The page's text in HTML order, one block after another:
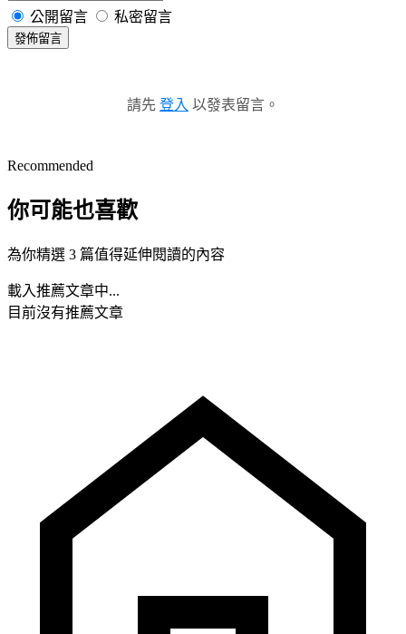
公開留言 私密留言
發佈留言
請先 登入 以發表留言。
Recommended
你可能也喜歡
為你精選 3 篇值得延伸閱讀的內容
載入推薦文章中...
目前沒有推薦文章